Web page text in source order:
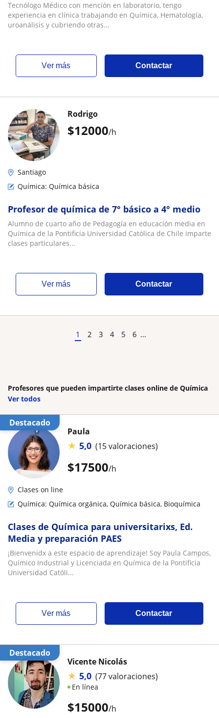
Tecnólogo Médico con mención en laboratorio, tengo
experiencia en clínica trabajando en Química, Hematología,
uroanálisis y cubriendo otras...
ver más Contactar
$12000/h
Rodrigo
Santiago
Química: Química básica
Profesor de química de 7° básico a 4° medio
Alumno de cuarto año de Pedagogía en educación media en
Química de la Pontificia Universidad Católica de Chile imparte
clases particulares...
ver más Contactar
1 2 3 4 5 6 ...
Profesores que pueden impartirte clases online de Química
Ver todos
Destacado
$17500/h
Paula
★ 5,0 (15 valoraciones)
Clases on line
Química: Química orgánica, Química básica, Bioquímica
Clases de Química para universitarixs, Ed.
Media y preparación PAES
¡Bienvenidx a este espacio de aprendizaje! Soy Paula Campos,
Químico Industrial y Licenciada en Química de la Pontificia
Universidad Católi...
ver más Contactar
Destacado
$15000/h
Vicente Nicolás
★ 5,0 (77 valoraciones)
En línea